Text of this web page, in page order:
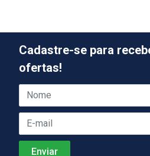
Cadastre-se para
ofertas!